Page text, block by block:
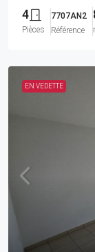
4
Pièces
7707AN2
Référence
EN VEDETTE